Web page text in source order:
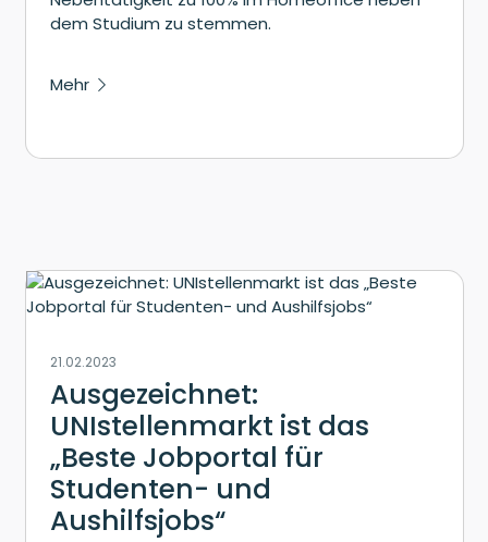
dem Studium zu stemmen.
Mehr
21.02.2023
Ausgezeichnet:
UNIstellenmarkt ist das
„Beste Jobportal für
Studenten- und
Aushilfsjobs“